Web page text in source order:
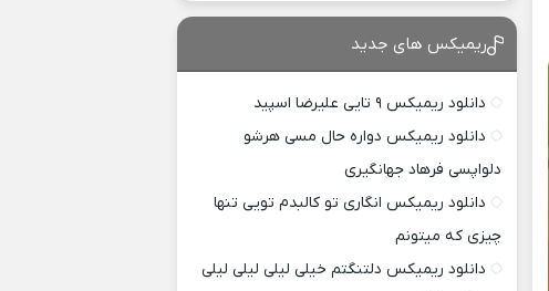
ریمیکس های جدید
دانلود ریمیکس ۹ تایی علیرضا اسپید
دانلود ریمیکس دواره حال مسی هرشو
دلواپسی فرهاد جهانگیری
دانلود ریمیکس انگاری تو کالبدم تویی تنها
چیزی که میتونم
دانلود ریمیکس دلتنگتم خیلی لیلی لیلی لیلی